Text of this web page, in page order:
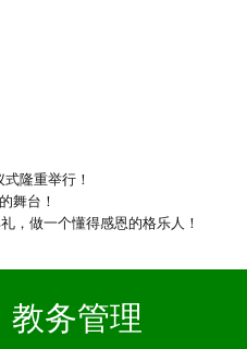
隆重举行！
舞台！
，做一个懂得感恩的格乐人！
教务管理